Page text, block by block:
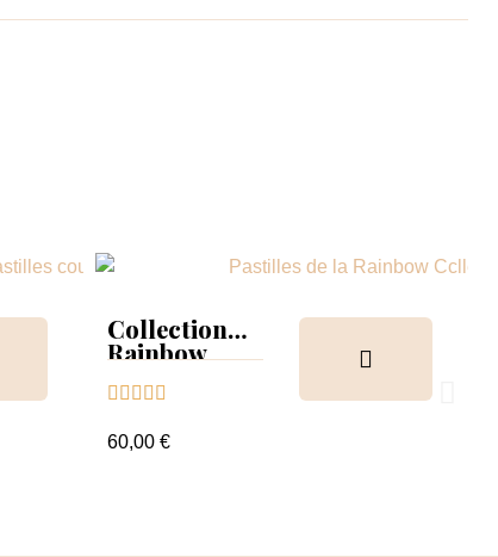
Collection
Rainbow
nuancier
    
60,00 €